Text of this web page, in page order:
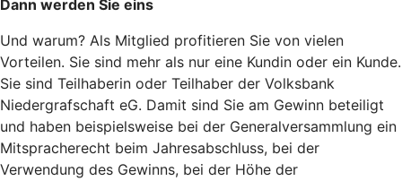
Dann werden Sie eins
Und warum? Als Mitglied profitieren Sie von vielen
Vorteilen. Sie sind mehr als nur eine Kundin oder ein Kunde.
Sie sind Teilhaberin oder Teilhaber der Volksbank
Niedergrafschaft eG. Damit sind Sie am Gewinn beteiligt
und haben beispielsweise bei der Generalversammlung ein
Mitspracherecht beim Jahresabschluss, bei der
Verwendung des Gewinns, bei der Höhe der